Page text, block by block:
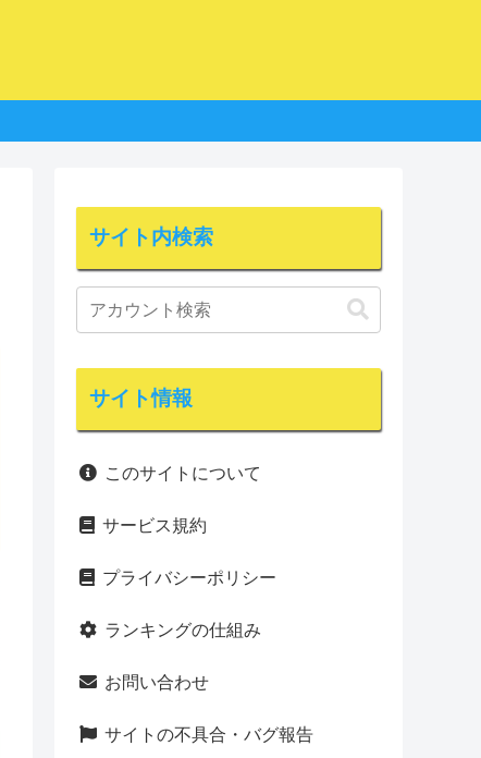
サイト内検索
サイト情報
このサイトについて
サービス規約
プライバシーポリシー
ランキングの仕組み
お問い合わせ
サイトの不具合・バグ報告